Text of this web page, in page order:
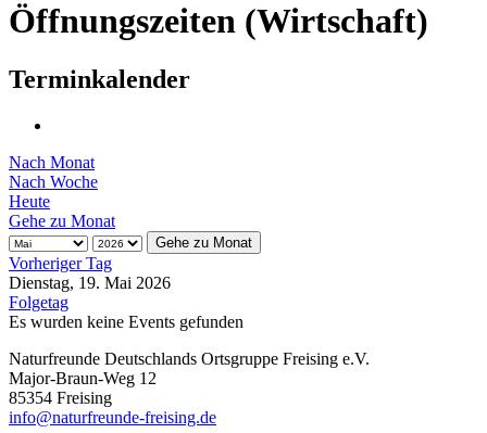
Öffnungszeiten (Wirtschaft)
Terminkalender
Nach Monat
Nach Woche
Heute
Gehe zu Monat
Gehe zu Monat
Vorheriger Tag
Dienstag, 19. Mai 2026
Folgetag
Es wurden keine Events gefunden
Naturfreunde Deutschlands Ortsgruppe Freising e.V.
Major-Braun-Weg 12
85354 Freising
info@naturfreunde-freising.de